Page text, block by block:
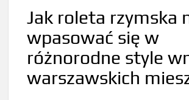
Jak roleta rzymska
wpasować się w
różnorodne style
warszawskich